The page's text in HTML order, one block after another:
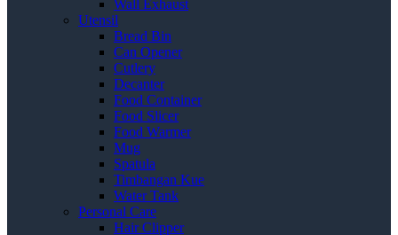
Wall Exhaust
Utensil
Bread Bin
Can Opener
Cutlery
Decanter
Food Container
Food Slicer
Food Warmer
Mug
Spatula
Timbangan Kue
Water Tank
Personal Care
Hair Clipper